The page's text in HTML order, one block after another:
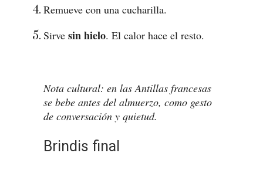
Remueve con una cucharilla.
Sirve sin hielo. El calor hace el resto.
Nota cultural: en las Antillas francesas
se bebe antes del almuerzo, como gesto
de conversación y quietud.
Brindis final